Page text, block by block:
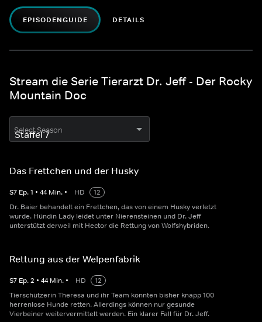
EPISODENGUIDE DETAILS
Stream die Serie Tierarzt Dr. Jeff - Der Rocky
Mountain Doc
Select Season
Das Frettchen und der Husky
S7 Ep.1 • 44 Min. • HD
12
Dr. Baier behandelt ein Frettchen, das von einem Husky verletzt
wurde. Hündin Lady leidet unter Nierensteinen und Dr. Jeff
unterstützt derweil mit Hector die Rettung von Wolfshybriden.
Rettung aus der Welpenfabrik
S7 Ep.2 • 44 Min. • HD
12
Tierschützerin Theresa und ihr Team konnten bisher knapp 100
herrenlose Hunde retten. Allerdings können nur gesunde
Vierbeiner weitervermittelt werden. Ein klarer Fall für Dr. Jeff.